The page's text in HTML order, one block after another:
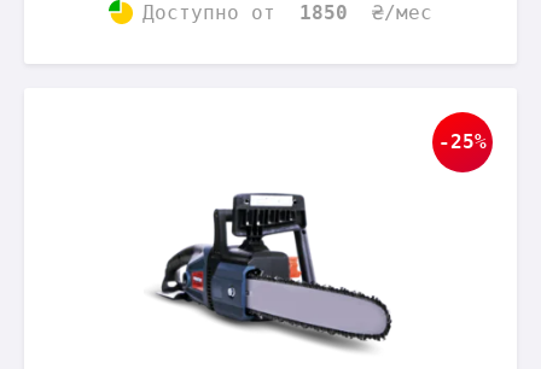
Доступно от 1850 ₴/мес
-25%